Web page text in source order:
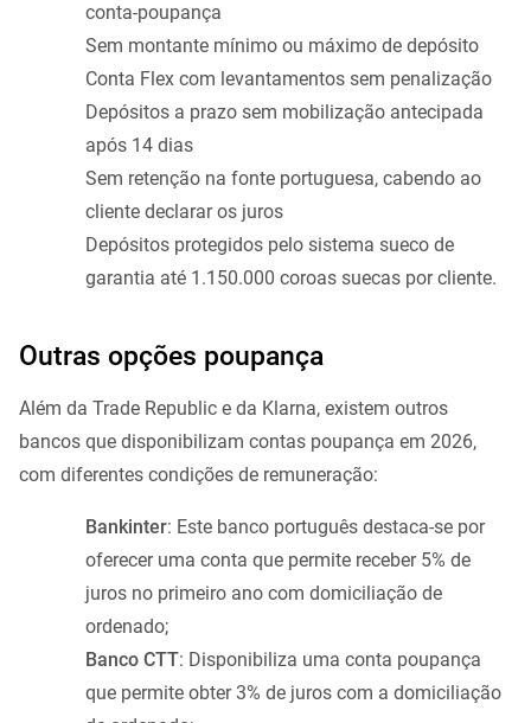
conta-poupança
Sem montante mínimo ou máximo de depósito
Conta Flex com levantamentos sem penalização
Depósitos a prazo sem mobilização antecipada
após 14 dias
Sem retenção na fonte portuguesa, cabendo ao
cliente declarar os juros
Depósitos protegidos pelo sistema sueco de
garantia até 1.150.000 coroas suecas por cliente.
Outras opções poupança
Além da Trade Republic e da Klarna, existem outros
bancos que disponibilizam contas poupança em 2026,
com diferentes condições de remuneração:
Bankinter: Este banco português destaca-se por
oferecer uma conta que permite receber 5% de
juros no primeiro ano com domiciliação de
ordenado;
Banco CTT: Disponibiliza uma conta poupança
que permite obter 3% de juros com a domiciliação